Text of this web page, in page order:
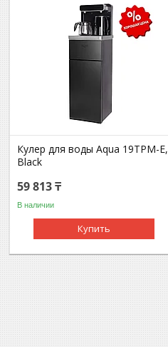
Кулер для воды Aqua 19TPM-E,
Black
59 813 ₸
В наличии
Купить